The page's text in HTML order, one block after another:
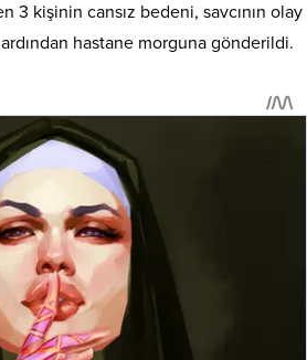
3 kişinin cansız bedeni, savcının olay
hastane morguna gönderildi.